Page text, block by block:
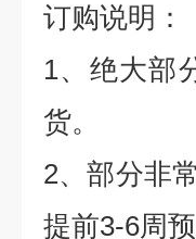
订购说明：
1、绝大部
货。
2、部分非
提前3-6周预